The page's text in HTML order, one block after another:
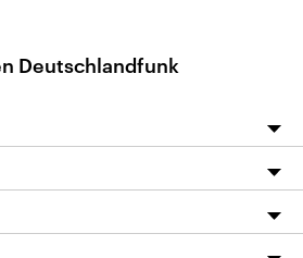
Deutschlandfunk